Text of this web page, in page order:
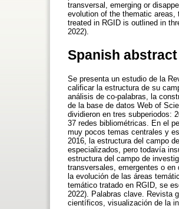
transversal, emerging or
evolution of the thematic areas,
treated in RGID is outlined in
2022).
Spanish abstract
Se presenta un estudio de la
calificar la estructura de su
análisis de co-palabras, la
de la base de datos Web of
dividieron en tres subperiodos:
37 redes bibliométricas. En el
muy pocos temas centrales y
2016, la estructura del campo
especializados, pero todavía
estructura del campo de
transversales, emergentes o
la evolución de las áreas
temático tratado en RGID, se
2022). Palabras clave. Revista
científicos, visualización de la